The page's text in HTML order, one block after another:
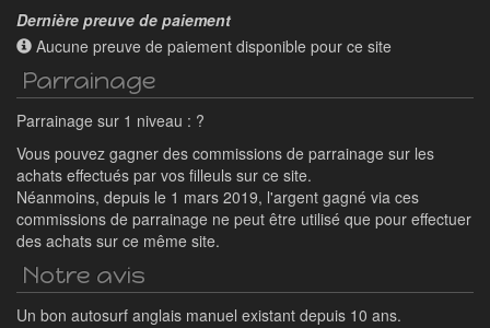
Dernière preuve de paiement
Aucune preuve de paiement disponible pour ce site
Parrainage
Parrainage sur 1 niveau : ?
Vous pouvez gagner des commissions de parrainage sur les
achats effectués par vos filleuls sur ce site.
Néanmoins, depuis le 1 mars 2019, l'argent gagné via ces
commissions de parrainage ne peut être utilisé que pour effectuer
des achats sur ce même site.
Notre avis
Un bon autosurf anglais manuel existant depuis 10 ans.